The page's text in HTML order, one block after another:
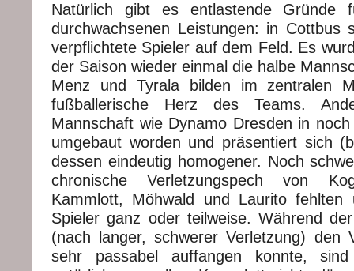
Natürlich gibt es entlastende Gründe
durchwachsenen Leistungen: in Cottbus
verpflichtete Spieler auf dem Feld. Es
der Saison wieder einmal die halbe
Menz und Tyrala bilden im zentralen
fußballerische Herz des Teams.
Mannschaft wie Dynamo Dresden in
umgebaut worden und präsentiert sich
dessen eindeutig homogener. Noch
chronische Verletzungspech von
Kammlott, Möhwald und Laurito fehlten
Spieler ganz oder teilweise. Während
(nach langer, schwerer Verletzung) den
sehr passabel auffangen konnte,